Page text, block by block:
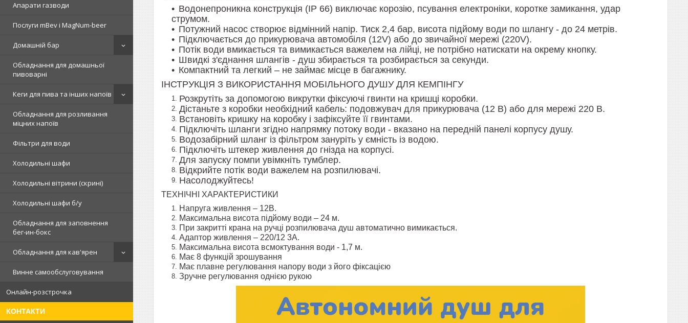
Апарати газводи
Послуги mBev і MagNum-beer
Домашній бар
Обладнання для домашньої
пивоварні
Кеги для пива та інших напоїв
Обладнання для розливання
міцних напоїв
Фільтри для води
Холодильні шафи
Холодильні вітрини (скрині)
Холодильні шафи б/у
Обладнання для заповнення
бег-ин-бокс
Обладнання для кав'ярен
Винне самообслуговування
Онлайн-розстрочка
КОНТАКТИ
Водонепроникна конструкція (IP 66) виключає корозію, псування електроніки, коротке замикання, удар
струмом.
Потужний насос створює відмінний напір. Тиск 2,4 бар, висота підйому води по шлангу - до 24 метрів.
Підключається до прикурювача автомобіля (12V) або до звичайної мережі (220V).
Потік води вмикається та вимикається важелем на лійці, не потрібно натискати на окрему кнопку.
Швидкі з'єднання шлангів - душ збирається та розбирається за секунди.
Компактний та легкий – не займає місце в багажнику.
ІНСТРУКЦІЯ З ВИКОРИСТАННЯ МОБІЛЬНОГО ДУШУ ДЛЯ КЕМПІНГУ
Розкрутіть за допомогою викрутки фіксуючі гвинти на кришці коробки.
Дістаньте з коробки необхідний кабель: подовжувач для прикурювача (12 В) або для мережі 220 В.
Встановіть кришку на коробку і зафіксуйте її гвинтами.
Підключіть шланги згідно напрямку потоку води - вказано на передній панелі корпусу душу.
Водозабірний шланг із фільтром зануріть у ємність із водою.
Підключіть штекер живлення до гнізда на корпусі.
Для запуску помпи увімкніть тумблер.
Відкрийте потік води важелем на розпилювачі.
Насолоджуйтесь!
ТЕХНІЧНІ ХАРАКТЕРИСТИКИ
Напруга живлення – 12В.
Максимальна висота підйому води – 24 м.
При закритті крана на ручці розпилювача душ автоматично вимикається.
Адаптор живлення – 220/12 3А.
Максимальна висота всмоктування води - 1,7 м.
Має 8 функцій зрошування
Має плавне регулювання напору води з його фіксацією
Зручне регулювання однією рукою